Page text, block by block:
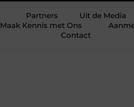
Partners
Uit de Media
Maak Kennis met Ons
Contact